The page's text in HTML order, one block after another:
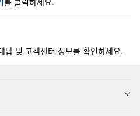
답 및 고객센터 정보를 확인하세요.